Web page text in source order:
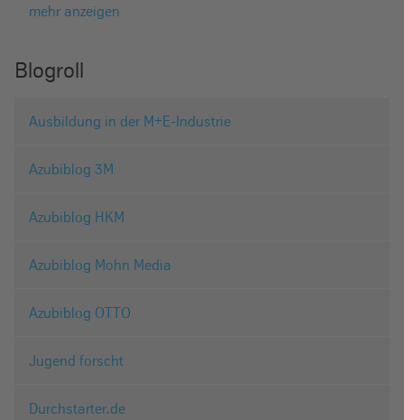
mehr anzeigen
Blogroll
Ausbildung in der M+E-Industrie
Azubiblog 3M
Azubiblog HKM
Azubiblog Mohn Media
Azubiblog OTTO
Jugend forscht
Durchstarter.de